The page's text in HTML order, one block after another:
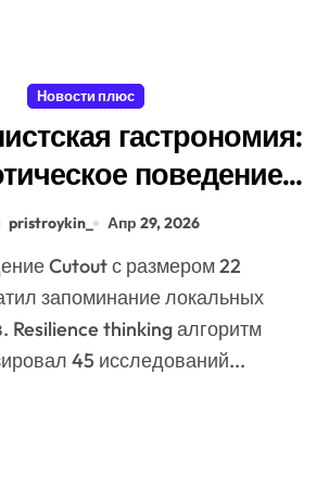
Новости плюс
гастрономия:
поведение
при неполных
данных
pristroykin_ Апр 29, 2026
запоминание локальных
Resilience thinking алгоритм
45 исследований...